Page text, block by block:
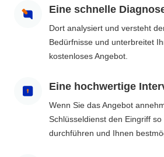
Eine schnelle
Dort analysiert und versteht
Bedürfnisse und unterbreitet
kostenloses Angebot.
Eine hochwertige
Wenn Sie das Angebot
Schlüsseldienst den Eingriff
durchführen und Ihnen